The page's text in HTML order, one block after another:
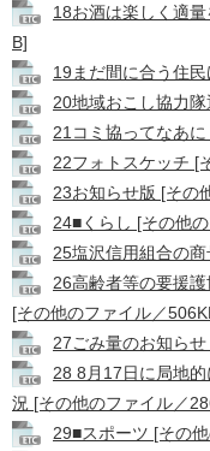
18お酒は楽しく適
B]
19まだ間に合う住
20地域おこし協力
21コミ協ってなあ
22フォトスケッチ [
23お知らせ版 [その
24■くらし [その他
25塩沢信用組合の
26高齢者等の要援
[その他のファイル／
27ごみ量のお知ら
28 8月17日に局地
況 [その他のファイル／
29■スポーツ [その